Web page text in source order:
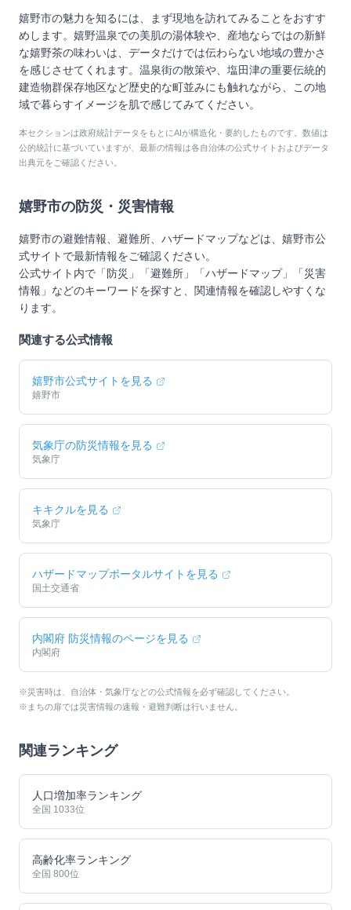
嬉野市の魅力を知るには、まず現地を訪れてみることをおすす
めします。嬉野温泉での美肌の湯体験や、産地ならではの新鮮
な嬉野茶の味わいは、データだけでは伝わらない地域の豊かさ
を感じさせてくれます。温泉街の散策や、塩田津の重要伝統的
建造物群保存地区など歴史的な町並みにも触れながら、この地
域で暮らすイメージを肌で感じてみてください。
本セクションは政府統計データをもとにAIが構造化・要約したものです。数値は
公的統計に基づいていますが、最新の情報は各自治体の公式サイトおよびデータ
出典元をご確認ください。
嬉野市の防災・災害情報
嬉野市の避難情報、避難所、ハザードマップなどは、 嬉野市公
式サイトで最新情報をご確認ください。
公式サイト内で「防災」「避難所」「ハザードマップ」「災害
情報」などのキーワードを探すと、関連情報を確認しやすくな
ります。
関連する公式情報
嬉野市公式サイトを見る
嬉野市
気象庁の防災情報を見る
気象庁
キキクルを見る
気象庁
ハザードマップポータルサイトを見る
国土交通省
内閣府 防災情報のページを見る
内閣府
※災害時は、自治体・気象庁などの公式情報を必ず確認してください。
※まちの扉では災害情報の速報・避難判断は行いません。
関連ランキング
人口増加率ランキング
全国 1033位
高齢化率ランキング
全国 800位